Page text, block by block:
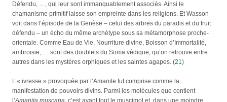
Défendu, …, qui leur sont immanquablement associés. Ainsi le
chamanisme primitif laisse son empreinte dans les religions. Et Wasson
voit dans l’épisode de la Genèse – celui des arbres du paradis et du fruit
défendu – un écho du même archétype sous sa métamorphose proche-
orientale. Comme Eau de Vie, Nourriture divine, Boisson d’Immortalité,
ambroisie, … sont des doublets du Soma védique, qu’on retrouve entre
autres dans les mystères orphiques et les saintes agapes. (21)
L’« ivresse » provoquée par l’Amanite fut comprise comme la
manifestation de pouvoirs divins. Parmi les molécules que contient
l’Amanita muscaria, c’est avant tout le muscimol et, dans une moindre